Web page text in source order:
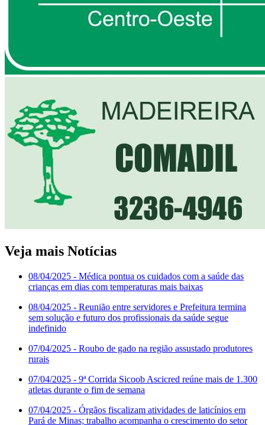
Veja mais Notícias
08/04/2025 - Médica pontua os cuidados com a saúde das
crianças em dias com temperaturas mais baixas
08/04/2025 - Reunião entre servidores e Prefeitura termina
sem solução e futuro dos profissionais da saúde segue
indefinido
07/04/2025 - Roubo de gado na região assustado produtores
rurais
07/04/2025 - 9ª Corrida Sicoob Ascicred reúne mais de 1.300
atletas durante o fim de semana
07/04/2025 - Órgãos fiscalizam atividades de laticínios em
Pará de Minas; trabalho acompanha o crescimento do setor